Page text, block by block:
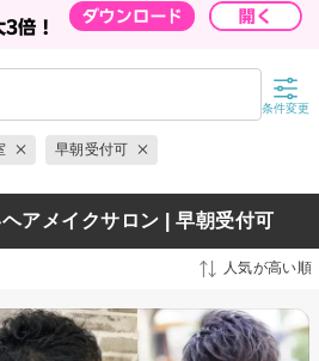
条件変更
早朝受付可
ヘアメイクサロン | 早朝受付可
人気が高い順